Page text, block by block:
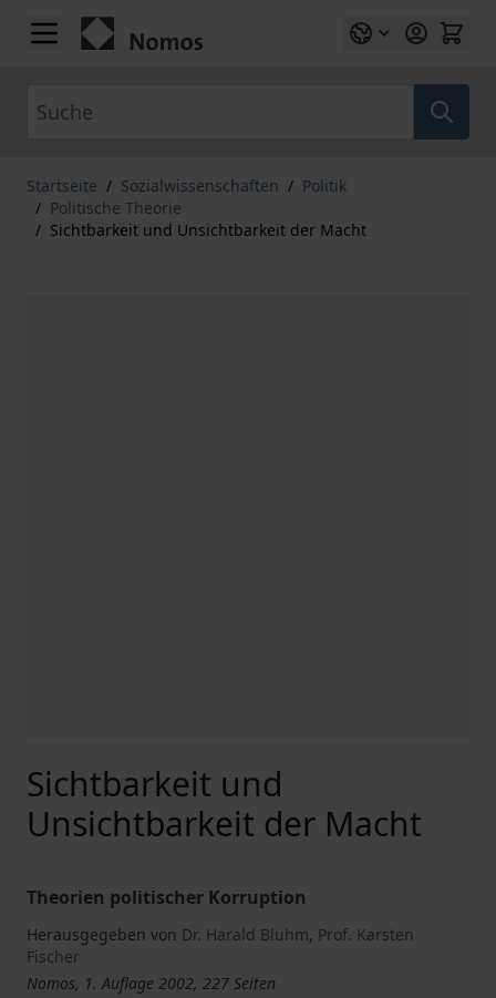
Zum Inhalt springen
Startseite / Sozialwissenschaften / Politik
/ Politische Theorie
/ Sichtbarkeit und Unsichtbarkeit der Macht
Sichtbarkeit und
Unsichtbarkeit der Macht
Theorien politischer Korruption
Herausgegeben von Dr. Harald Bluhm, Prof. Karsten
Fischer
Nomos, 1. Auflage 2002, 227 Seiten